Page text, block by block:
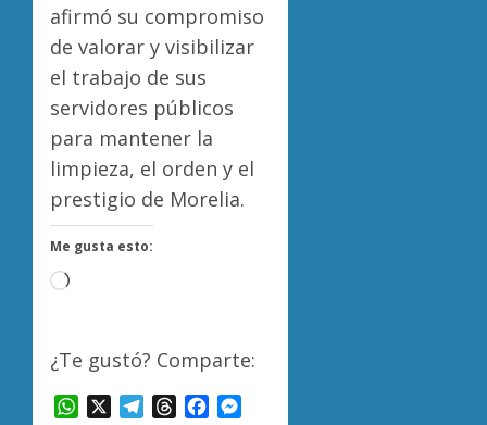
afirmó su compromiso
de valorar y visibilizar
el trabajo de sus
servidores públicos
para mantener la
limpieza, el orden y el
prestigio de Morelia.
Me gusta esto:
Cargando...
¿Te gustó? Comparte:
WhatsAppTelegram
ThreadsFacebook